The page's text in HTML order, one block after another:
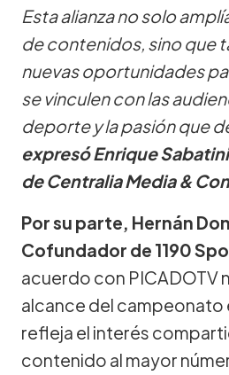
Esta alianza no solo
de contenidos, sino que
nuevas oportunidades
se vinculen con las
deporte y la pasión que
expresó Enrique
de Centralia Media &
Por su parte, Hernán
Cofundador de 1190
acuerdo con PICADOTV
alcance del campeonato
refleja el interés
contenido al mayor